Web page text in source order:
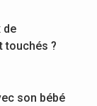
de
touchés ?
son bébé